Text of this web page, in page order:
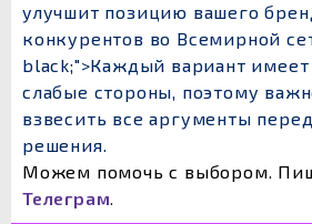
улучшит позицию вашего
конкурентов во Всемирной
black;">Каждый вариант
слабые стороны, поэтому
взвесить все аргументы
решения.
Можем помочь с выбором.
Телеграм.